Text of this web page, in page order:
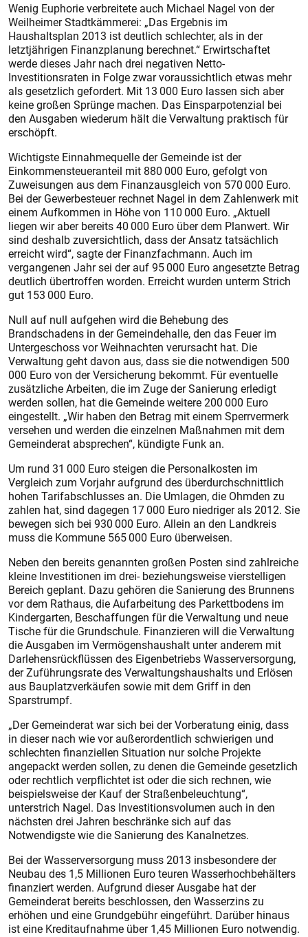
Wenig Euphorie verbreitete auch Michael Nagel von der
Weilheimer Stadtkämmerei: „Das Ergebnis im
Haushaltsplan 2013 ist deutlich schlechter, als in der
letztjährigen Finanzplanung berechnet.“ Erwirtschaftet
werde dieses Jahr nach drei negativen Netto-
Investitionsraten in Folge zwar voraussichtlich etwas mehr
als gesetzlich gefordert. Mit 13 000 Euro lassen sich aber
keine großen Sprünge machen. Das Einsparpotenzial bei
den Ausgaben wiederum hält die Verwaltung praktisch für
erschöpft.
Wichtigste Einnahmequelle der Gemeinde ist der
Einkommensteueranteil mit 880 000 Euro, gefolgt von
Zuweisungen aus dem Finanzausgleich von 570 000 Euro.
Bei der Gewerbesteuer rechnet Nagel in dem Zahlenwerk mit
einem Aufkommen in Höhe von 110 000 Euro. „Aktuell
liegen wir aber bereits 40 000 Euro über dem Planwert. Wir
sind deshalb zuversichtlich, dass der Ansatz tatsächlich
erreicht wird“, sagte der Finanzfachmann. Auch im
vergangenen Jahr sei der auf 95 000 Euro angesetzte Betrag
deutlich übertroffen worden. Erreicht wurden unterm Strich
gut 153 000 Euro.
Null auf null aufgehen wird die Behebung des
Brandschadens in der Gemeindehalle, den das Feuer im
Untergeschoss vor Weihnachten verursacht hat. Die
Verwaltung geht davon aus, dass sie die notwendigen 500
000 Euro von der Versicherung bekommt. Für eventuelle
zusätzliche Arbeiten, die im Zuge der Sanierung erledigt
werden sollen, hat die Gemeinde weitere 200 000 Euro
eingestellt. „Wir haben den Betrag mit einem Sperrvermerk
versehen und werden die einzelnen Maßnahmen mit dem
Gemeinderat absprechen“, kündigte Funk an.
Um rund 31 000 Euro steigen die Personalkosten im
Vergleich zum Vorjahr aufgrund des überdurchschnittlich
hohen Tarifabschlusses an. Die Umlagen, die Ohmden zu
zahlen hat, sind dagegen 17 000 Euro niedriger als 2012. Sie
bewegen sich bei 930 000 Euro. Allein an den Landkreis
muss die Kommune 565 000 Euro überweisen.
Neben den bereits genannten großen Posten sind zahlreiche
kleine Investitionen im drei- beziehungsweise vierstelligen
Bereich geplant. Dazu gehören die Sanierung des Brunnens
vor dem Rathaus, die Aufarbeitung des Parkettbodens im
Kindergarten, Beschaffungen für die Verwaltung und neue
Tische für die Grundschule. Finanzieren will die Verwaltung
die Ausgaben im Vermögenshaushalt unter anderem mit
Darlehensrückflüssen des Eigenbetriebs Wasserversorgung,
der Zuführungsrate des Verwaltungshaushalts und Erlösen
aus Bauplatzverkäufen sowie mit dem Griff in den
Sparstrumpf.
„Der Gemeinderat war sich bei der Vorberatung einig, dass
in dieser nach wie vor außerordentlich schwierigen und
schlechten finanziellen Situation nur solche Projekte
angepackt werden sollen, zu denen die Gemeinde gesetzlich
oder rechtlich verpflichtet ist oder die sich rechnen, wie
beispielsweise der Kauf der Straßenbeleuchtung“,
unterstrich Nagel. Das Investitionsvolumen auch in den
nächsten drei Jahren beschränke sich auf das
Notwendigste wie die Sanierung des Kanalnetzes.
Bei der Wasserversorgung muss 2013 insbesondere der
Neubau des 1,5 Millionen Euro teuren Wasserhochbehälters
finanziert werden. Aufgrund dieser Ausgabe hat der
Gemeinderat bereits beschlossen, den Wasserzins zu
erhöhen und eine Grundgebühr eingeführt. Darüber hinaus
ist eine Kreditaufnahme über 1,45 Millionen Euro notwendig.